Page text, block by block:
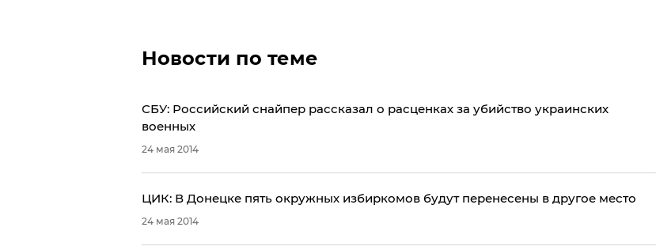
Новости по теме
СБУ: Российский снайпер рассказал о расценках за убийство украинских
военных
24 мая 2014
ЦИК: В Донецке пять окружных избиркомов будут перенесены в другое место
24 мая 2014